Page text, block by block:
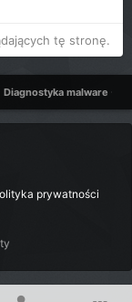
tę stronę.
Diagnostyka malware -
prywatności